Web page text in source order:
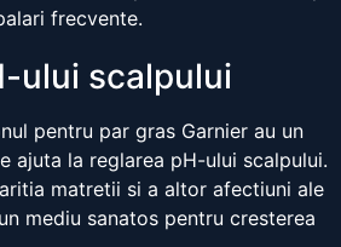
frecvente.
ului scalpului
pentru par gras Garnier au un
ajuta la reglarea pH-ului scalpului.
matretii si a altor afectiuni ale
mediu sanatos pentru cresterea